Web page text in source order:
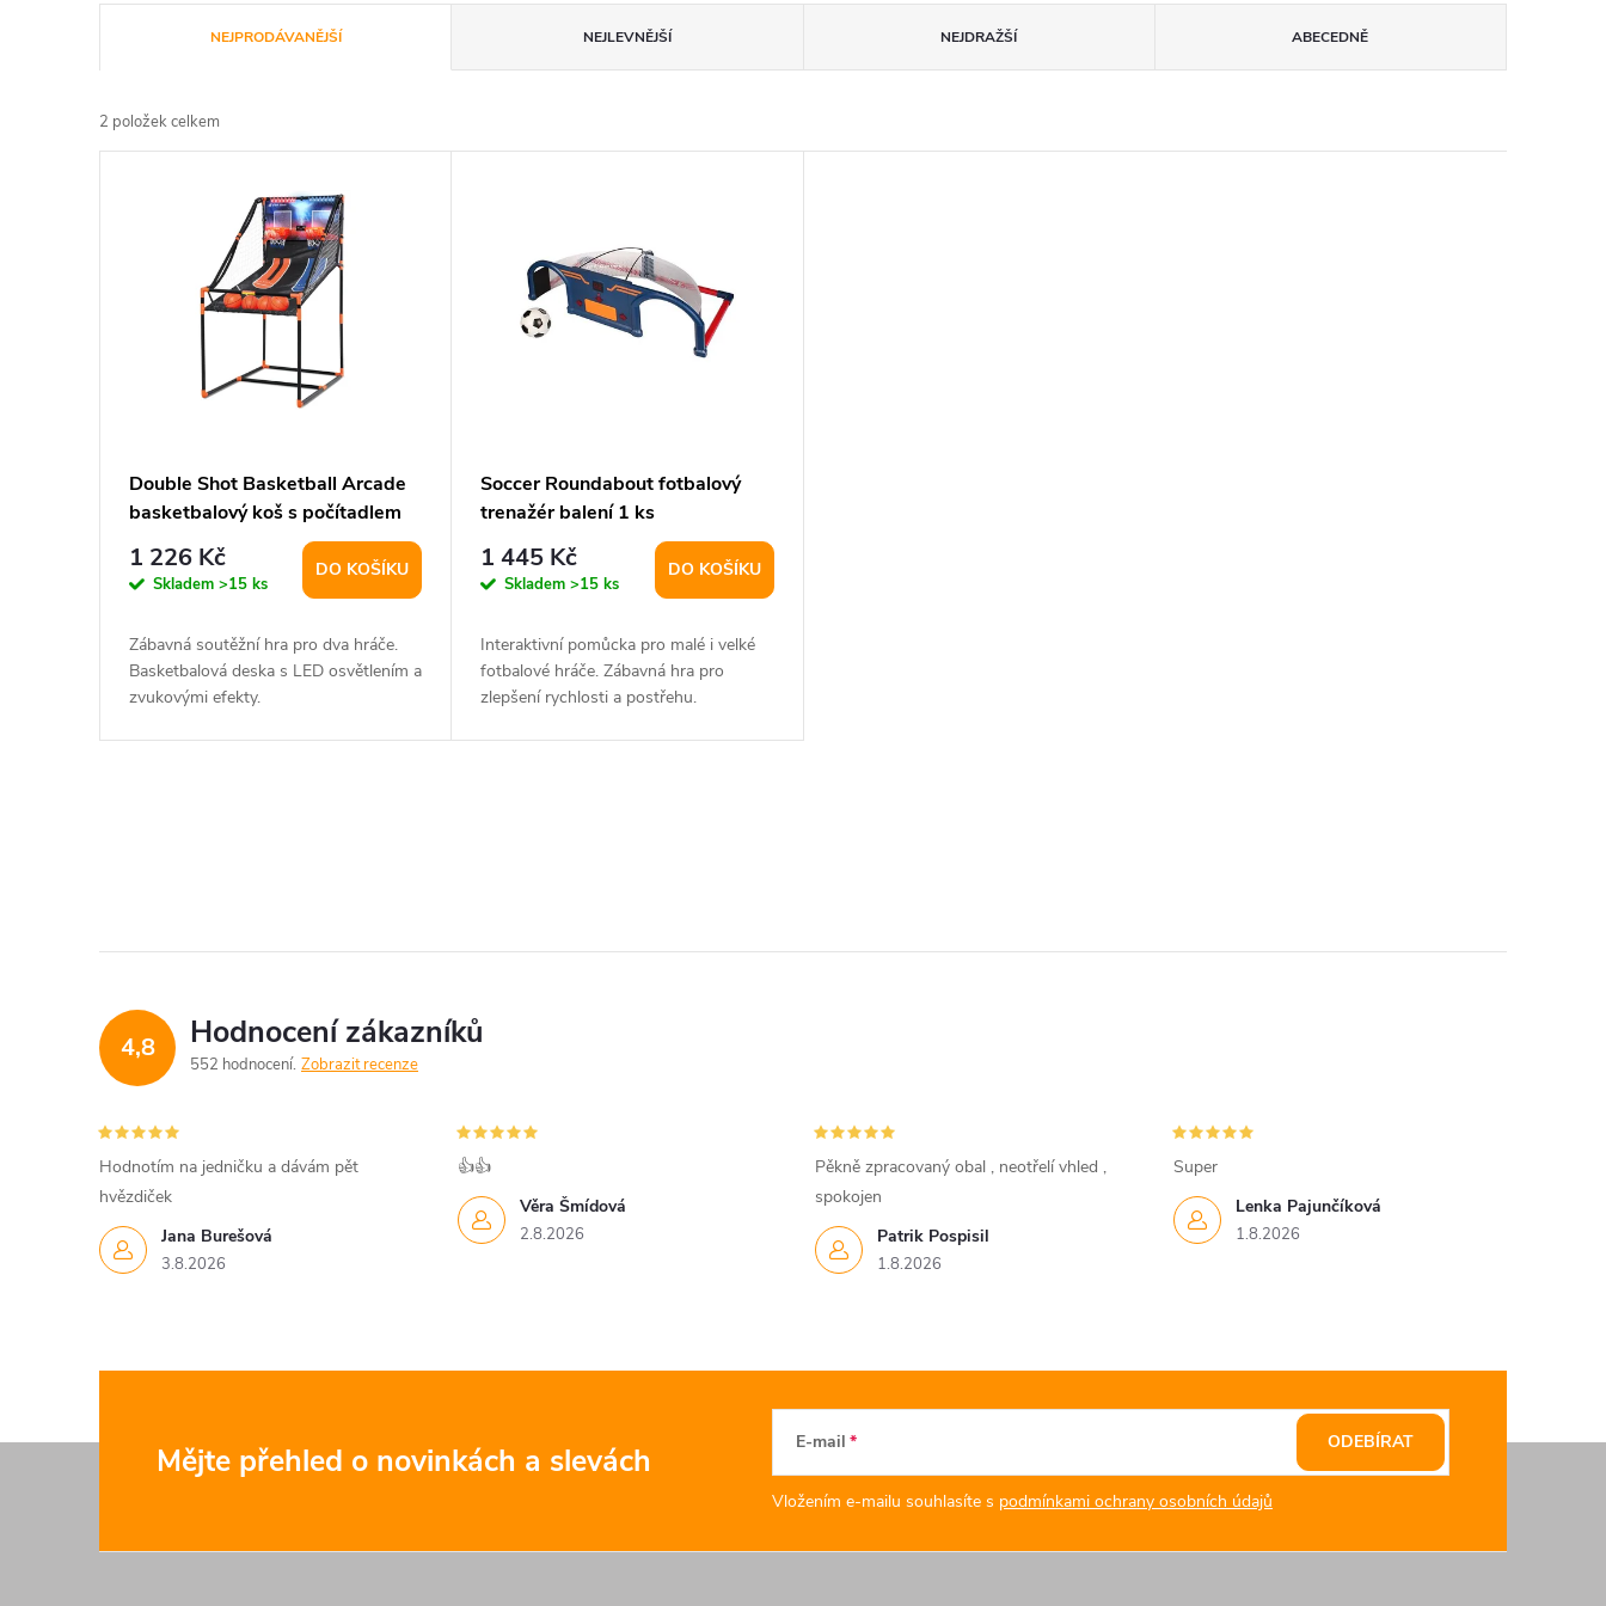
a
z
t
NEJPRODÁVANĚJŠÍ NEJLEVNĚJŠÍ NEJDRAŽŠÍ ABECEDNĚ
2 položek celkem
Double Shot Basketball Arcade
basketbalový koš s počítadlem
balení 1 ks
1 226 Kč
Skladem >15 ks
DO KOŠÍKU
Zábavná soutěžní hra pro dva hráče.
Basketbalová deska s LED osvětlením a
zvukovými efekty.
Soccer Roundabout fotbalový
trenažér balení 1 ks
1 445 Kč
Skladem>15 ks
DO KOŠÍKU
Interaktivní pomůcka pro malé i velké
fotbalové hráče. Zábavná hra pro
zlepšení rychlosti a postřehu.
d
a
c
í
p
r
v
p
4,8 Hodnocení zákazníků
552 hodnocení Zobrazit recenze
Jana Burešová
3.8.2026
Hodnotím na jedničku a dávám pět
hvězdiček
Věra Šmídová
2.8.2026
👍👍
Patrik Pospisil
1.8.2026
Pěkně zpracovaný obal , neotřelí vhled ,
spokojen
Lenka Pajunčíková
1.8.2026
Super
Mějte přehled o novinkách a slevách E-mail
Vložením e-mailu souhlasíte s podmínkami ochrany osobních údajů
ODEBÍRAT